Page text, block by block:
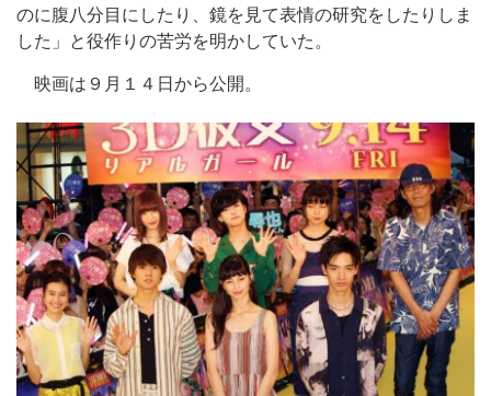
のに腹八分目にしたり、鏡を見て表情の研究をしたりしま
した」と役作りの苦労を明かしていた。
映画は９月１４日から公開。